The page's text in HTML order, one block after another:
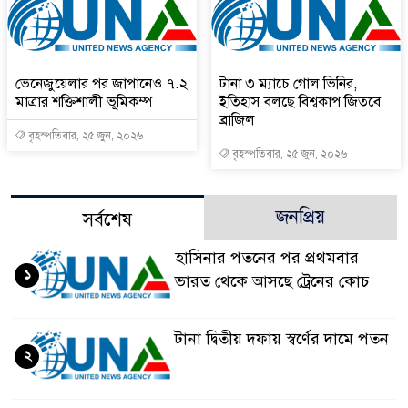
ভেনেজুয়েলার পর জাপানেও ৭.২
মাত্রার শক্তিশালী ভূমিকম্প
বৃহস্পতিবার, ২৫ জুন, ২০২৬
টানা ৩ ম্যাচে গোল ভিনির,
ইতিহাস বলছে বিশ্বকাপ জিতবে
ব্রাজিল
বৃহস্পতিবার, ২৫ জুন, ২০২৬
সর্বশেষ জনপ্রিয়
হাসিনার পতনের পর প্রথমবার
ভারত থেকে আসছে ট্রেনের কোচ
১
টানা দ্বিতীয় দফায় স্বর্ণের দামে পতন
২